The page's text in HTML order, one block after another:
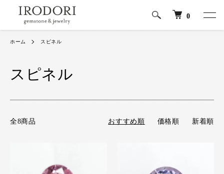
0
ホーム スピネル
スピネル
全8商品 おすすめ順 価格順 新着順